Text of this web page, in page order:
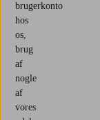
brugerkonto
hos
os,
brug
af
nogle
af
vores